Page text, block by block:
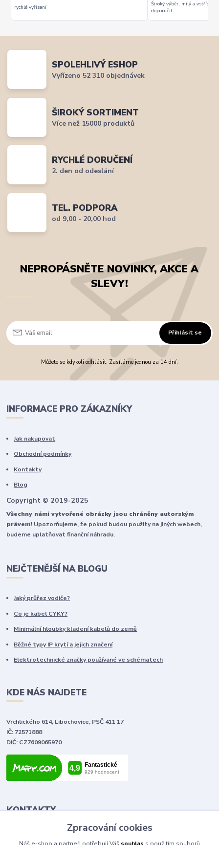
rychlé vyřízení
Široký výběr, milý a vstřícný
doporučit.
SPOLEHLIVÝ ESHOP
Vyřízeno 52 310 objednávek
ŠIROKÝ SORTIMENT
Více než 15000 produktů
RYCHLÉ DORUČENÍ
2. den od odeslání
TEL. PODPORA
od 9,00 - 20,00 hod
NEPROPÁSNĚTE NOVINKY, AKCE A
SLEVY!
Přihlásit se
Můžete se kdykoli odhlásit. Zasíláme jednou za 14 dní.
INFORMACE PRO ZÁKAZNÍKY
Jak nakupovat
Obchodní podmínky
Kontakty
Blog
Copyright © 2019-2025
Všechny námi vytvořené obrázky jsou chráněny autorským
právem! Upozorňujeme, že pokud budou použity na jiných webech,
budeme uplatňovat finanční náhradu.
NEJČTENĚJŠÍ NA BLOGU
Jaký průřez vodiče?
Co je kabel CYKY?
Minimální hloubky kladení kabelů do země
Běžné typy IP krytí a jejich značení
Elektrotechnické značky používané ve schématech
KDE NÁS NAJDETE
Vrchlického 614, Libochovice, PSČ 411 17
IČ: 72571888
DIČ: CZ7609065970
KONTAKTY
Tomáš Vlček
Zpracování cookies
Náš e-shop a partneři potřebují Váš souhlas s použitím souborů